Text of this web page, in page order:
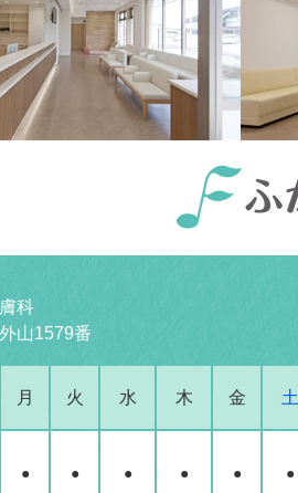
科
山1579番
月 火 水 木 金 土
● ● ● ● ● ●